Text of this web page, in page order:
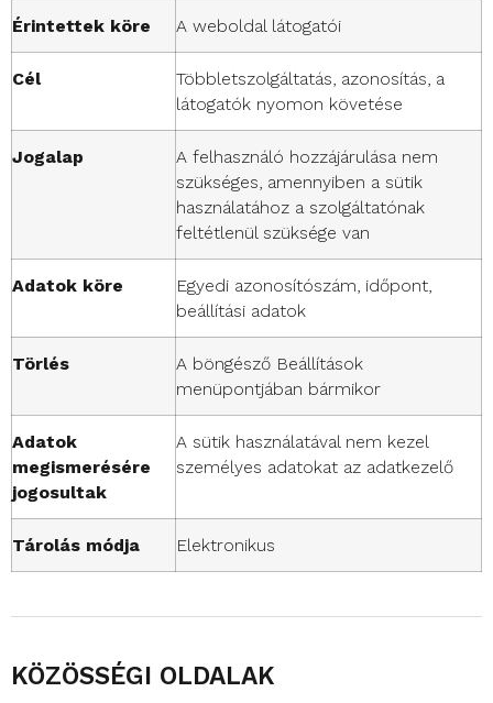
Érintettek köre A weboldal látogatói
Cél
Többletszolgáltatás, azonosítás, a
látogatók nyomon követése
Jogalap
A felhasználó hozzájárulása nem
szükséges, amennyiben a sütik
használatához a szolgáltatónak
feltétlenül szüksége van
Adatok köre
Egyedi azonosítószám, időpont,
beállítási adatok
Törlés
A böngésző Beállítások
menüpontjában bármikor
Adatok
megismerésére
jogosultak
A sütik használatával nem kezel
személyes adatokat az adatkezelő
Tárolás módja Elektronikus
KÖZÖSSÉGI OLDALAK